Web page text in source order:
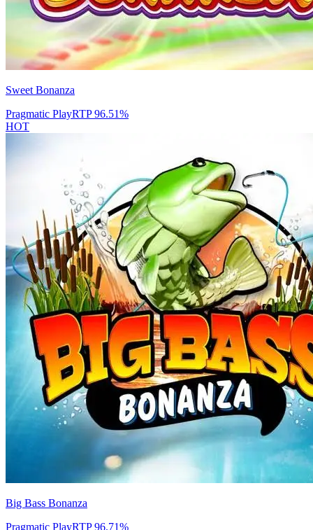
Sweet Bonanza
Pragmatic PlayRTP96.51%
HOT
Big Bass Bonanza
Pragmatic PlayRTP96.71%